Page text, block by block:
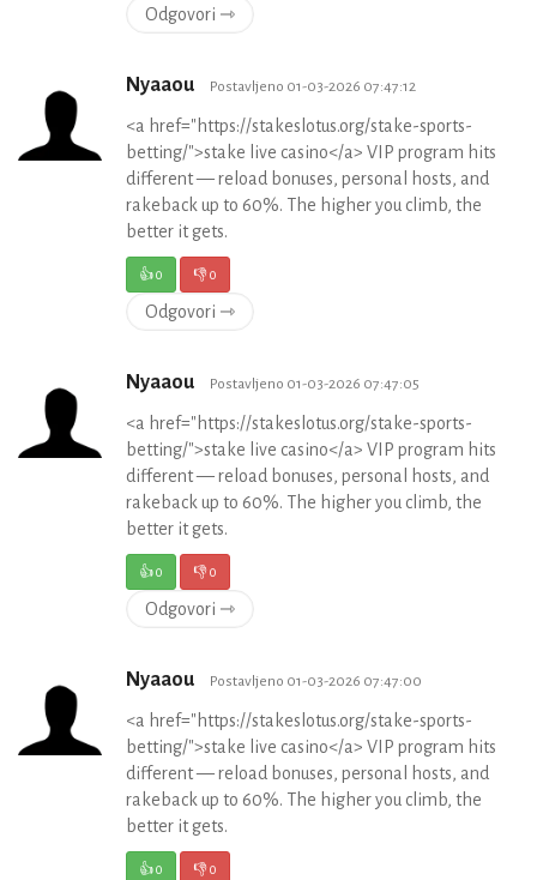
Odgovori ⇾
Nyaaou Postavljeno 01-03-2026 07:47:12
<a href="https://stakeslotus.org/stake-sports-
betting/">stake live casino</a> VIP program hits
different — reload bonuses, personal hosts, and
rakeback up to 60%. The higher you climb, the
better it gets.
👍0 👎0
Odgovori ⇾
Nyaaou Postavljeno 01-03-2026 07:47:05
<a href="https://stakeslotus.org/stake-sports-
betting/">stake live casino</a> VIP program hits
different — reload bonuses, personal hosts, and
rakeback up to 60%. The higher you climb, the
better it gets.
👍0 👎0
Odgovori ⇾
Nyaaou Postavljeno 01-03-2026 07:47:00
<a href="https://stakeslotus.org/stake-sports-
betting/">stake live casino</a> VIP program hits
different — reload bonuses, personal hosts, and
rakeback up to 60%. The higher you climb, the
better it gets.
👍0 👎0